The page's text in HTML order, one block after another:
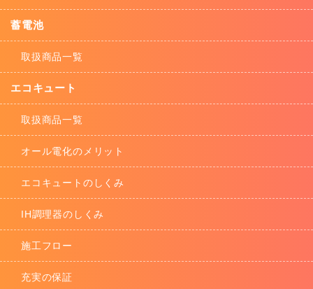
蓄電池
取扱商品一覧
エコキュート
取扱商品一覧
オール電化のメリット
エコキュートのしくみ
IH調理器のしくみ
施工フロー
充実の保証